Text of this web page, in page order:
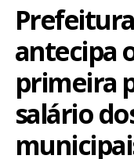
INÍCIO
POMBAL E REGIÃO
BRASIL
antecipa
primeira
salário